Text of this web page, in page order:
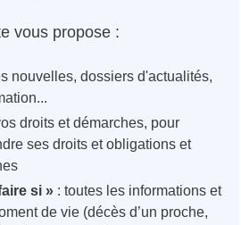
vous propose :
nouvelles, dossiers d'actualités,
droits et démarches, pour
ses droits et obligations et
si » : toutes les informations et
de vie (décès d’un proche,